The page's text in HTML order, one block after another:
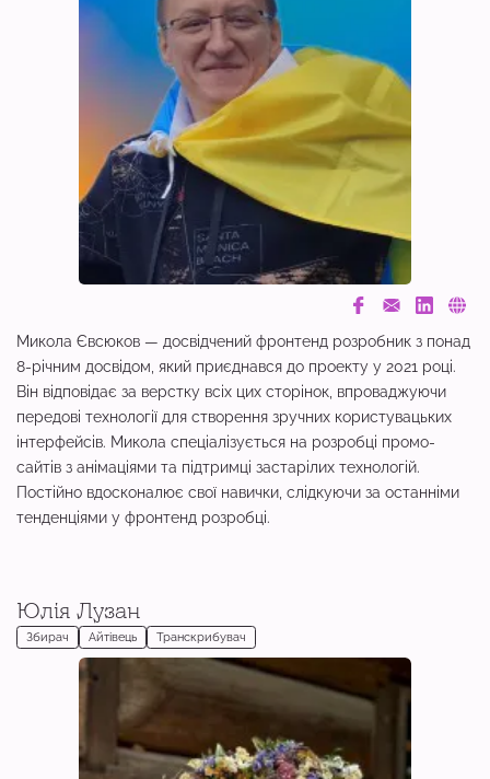
Микола Євсюков — досвідчений фронтенд розробник з понад
8-річним досвідом, який приєднався до проекту у 2021 році.
Він відповідає за верстку всіх цих сторінок, впроваджуючи
передові технології для створення зручних користувацьких
інтерфейсів. Микола спеціалізується на розробці промо-
сайтів з анімаціями та підтримці застарілих технологій.
Постійно вдосконалює свої навички, слідкуючи за останніми
тенденціями у фронтенд розробці.
Юлія Лузан
Збирач Айтівець Транскрибувач